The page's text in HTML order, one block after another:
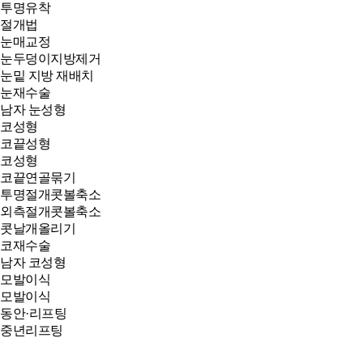
투명유착
절개법
눈매교정
눈두덩이지방제거
눈밑 지방 재배치
눈재수술
남자 눈성형
코성형
코끝성형
코성형
코끝연골묶기
투명절개콧볼축소
외측절개콧볼축소
콧날개올리기
코재수술
남자 코성형
모발이식
모발이식
동안·리프팅
중년리프팅